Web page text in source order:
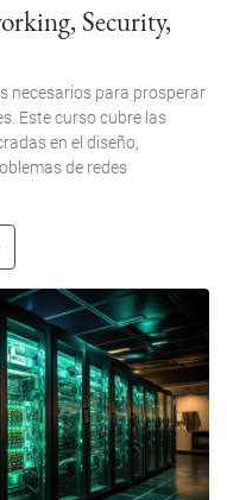
Security,
necesarios para prosperar
Este curso cubre las
en el diseño,
de redes